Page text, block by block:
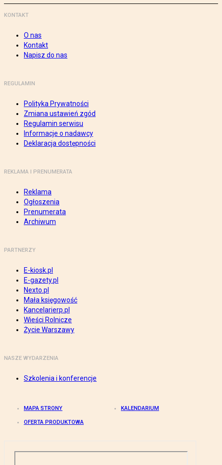
KONTAKT
O nas
Kontakt
Napisz do nas
REGULAMIN
Polityka Prywatności
Zmiana ustawień zgód
Regulamin serwisu
Informacje o nadawcy
Deklaracja dostępności
REKLAMA I PRENUMERATA
Reklama
Ogłoszenia
Prenumerata
Archiwum
PARTNERZY
E-kiosk.pl
E-gazety.pl
Nexto.pl
Mała księgowość
Kancelarierp.pl
Wieści Rolnicze
Życie Warszawy
NASZE WYDARZENIA
Szkolenia i konferencje
MAPA STRONY KALENDARIUM
OFERTA PRODUKTOWA